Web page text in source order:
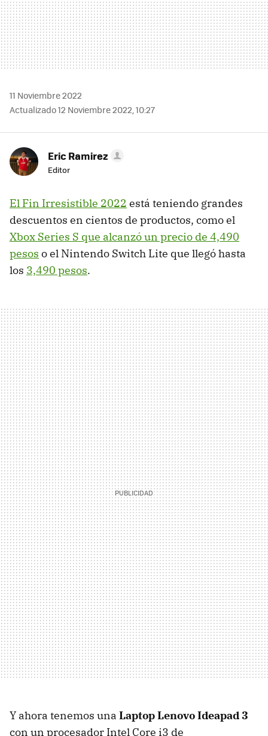
11 Noviembre 2022
Actualizado 12 Noviembre 2022, 10:27
Eric Ramirez
Editor
El Fin Irresistible 2022 está teniendo grandes
descuentos en cientos de productos, como el
Xbox Series S que alcanzó un precio de 4,490
pesos o el Nintendo Switch Lite que llegó hasta
los 3,490 pesos.
Y ahora tenemos una Laptop Lenovo Ideapad 3
con un procesador Intel Core i3 de